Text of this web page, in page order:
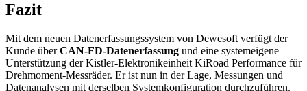
Fazit
Mit dem neuen Datenerfassungssystem von Dewesoft verfügt der
Kunde überCAN-FD-Datenerfassung und eine systemeigene
Unterstützung der Kistler-Elektronikeinheit KiRoad Performance für
Drehmoment-Messräder. Er ist nun in der Lage, Messungen und
Datenanalysen mit derselben Systemkonfiguration durchzuführen.